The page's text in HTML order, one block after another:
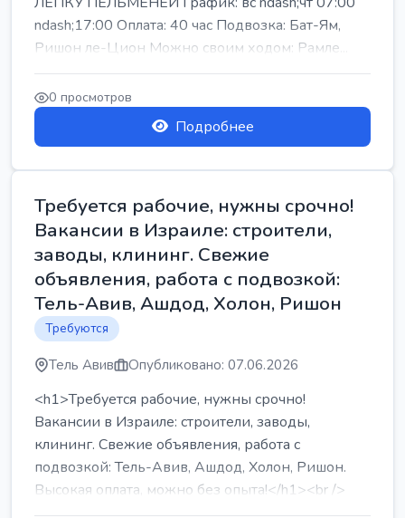
ndash;17:00 Оплата: 40 час Подвозка: Бат-Ям,
Ришон ле-Цион Можно своим ходом: Рамле...
0 просмотров
Подробнее
Требуется рабочие, нужны срочно!
Вакансии в Израиле: строители,
заводы, клининг. Свежие
объявления, работа с подвозкой:
Тель-Авив, Ашдод, Холон, Ришон
Требуются
Тель Авив Опубликовано: 07.06.2026
<h1>Требуется рабочие, нужны срочно!
Вакансии в Израиле: строители, заводы,
клининг. Свежие объявления, работа с
подвозкой: Тель-Авив, Ашдод, Холон, Ришон.
Высокая оплата, можно без опыта!</h1><br />
...